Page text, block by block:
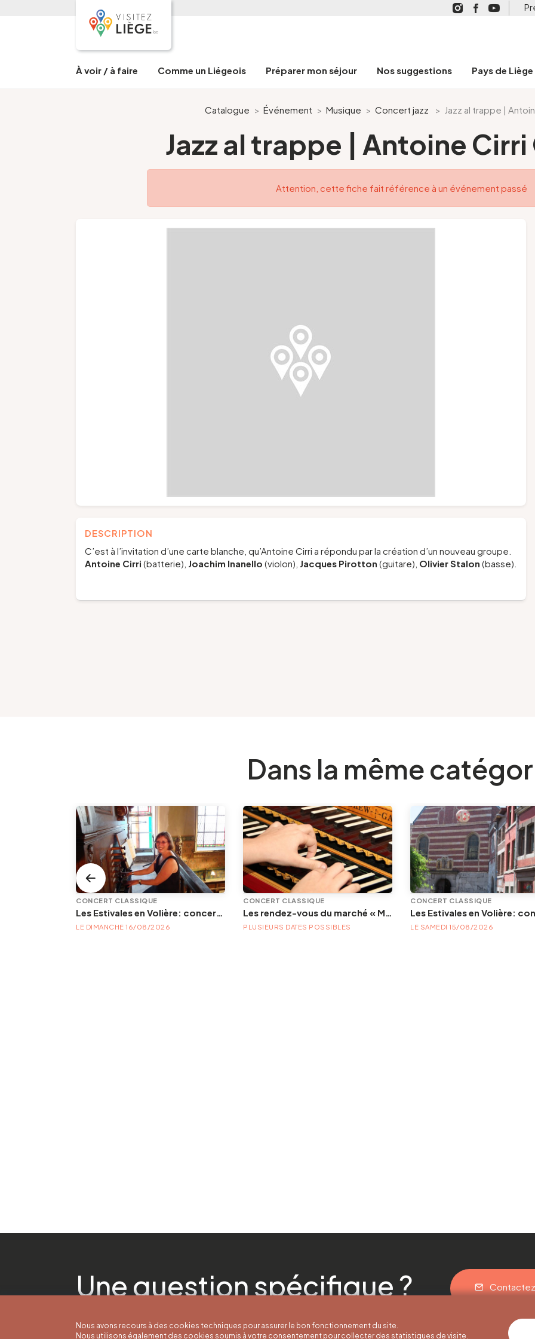
À voir / à faire Comme un Liégeois Préparer mon séjour Nos suggestions Pays de Liège
Catalogue > Événement > Musique > Concert jazz > Jazz al trappe |
Jazz al trappe | Antoine
Attention, cette fiche fait référence à un événement passé
DESCRIPTION
C’est à l’invitation d’une carte blanche, qu’Antoine Cirri a répondu par la création d’un nouveau groupe.
Antoine Cirri (batterie), Joachim Inanello (violon), Jacques Pirotton (guitare), Olivier Stalon (basse).
Dans la même
CONCERT CLASSIQUE
Les Estivales en Volière: concert d'orgue | « Orgue en Volière » , les 3e dimanches du mois (été) audition d’orgue (accès libre)
LE DIMANCHE 16/08/2026
CONCERT CLASSIQUE
Les rendez-vous du marché « Musique à la Batte »
PLUSIEURS DATES POSSIBLES
CONCERT CLASSIQUE
LE SAMEDI 15/08/2026
Une question spécifique ?
Nous avons recours à des cookies techniques pour assurer le bon fonctionnement du site.
Nous utilisons également des cookies soumis à votre consentement pour collecter des statistiques de visite.